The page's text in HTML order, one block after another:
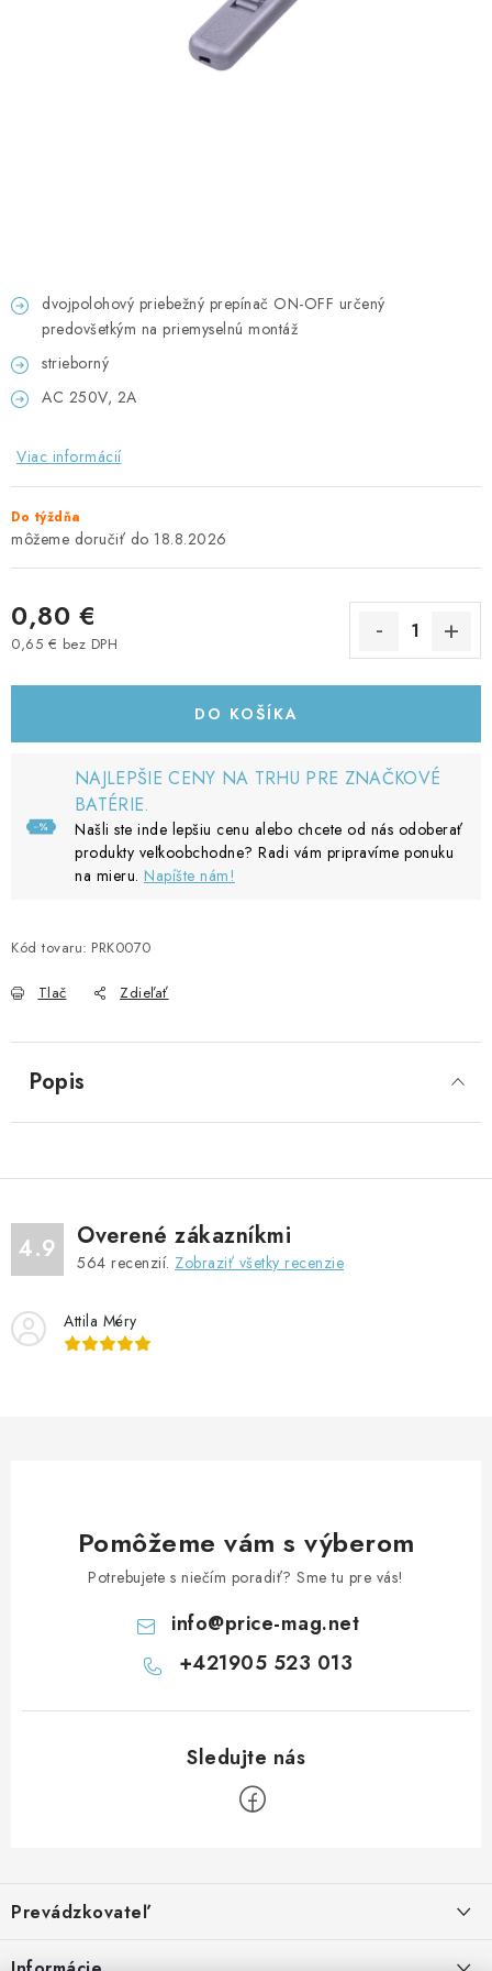
KONTAKTY
Kontakty Doprava a platba
dvojpolohový priebežný prepínač ON-OFF určený
predovšetkým na priemyselnú montáž
strieborný
AC 250V, 2A
Viac informácií
Do týždňa
18.8.2026
0,80 €
0,65 € bez DPH
DO KOŠÍKA
NAJLEPŠIE CENY NA TRHU PRE ZNAČKOVÉ
BATÉRIE.
Našli ste inde lepšiu cenu alebo chcete od nás odoberať
produkty veľkoobchodne? Radi vám pripravíme ponuku
na mieru. Napíšte nám!
Kód tovaru: PRK0070
Tlač Zdieľať
Popis
4.9 Overené zákazníkmi
564 recenzií. Zobraziť všetky recenzie
Attila Méry
Pomôžeme vám s výberom
Potrebujete s niečím poradiť? Sme tu pre vás!
info@price-mag.net
+421905 523 013
p
ä
Prevádzkovateľ